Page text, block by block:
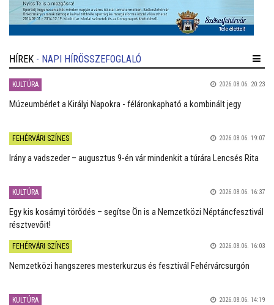
HÍREK - NAPI HÍRÖSSZEFOGLALÓ
KULTÚRA 2026.08.06. 20:23
Múzeumbérlet a Királyi Napokra - féláronkapható a kombinált jegy
FEHÉRVÁRI SZÍNES 2026.08.06. 19:07
Irány a vadszeder – augusztus 9-én vár mindenkit a túrára Lencsés Rita
KULTÚRA 2026.08.06. 16:37
Egy kis kosárnyi törődés – segítse Ön is a Nemzetközi Néptáncfesztivál
résztvevőit!
FEHÉRVÁRI SZÍNES 2026.08.06. 16:03
Nemzetközi hangszeres mesterkurzus és fesztivál Fehérvárcsurgón
KULTÚRA 2026.08.06. 14:19